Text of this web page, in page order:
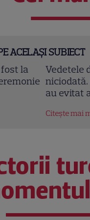
ACELAȘI SUBIECT
de la
De ce
evitat altarul
mai multe